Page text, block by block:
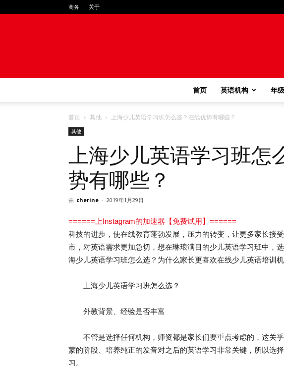
商务 关于
首页 英语机构 年级
首页 其他 上海少儿英语学习班怎么选？在线优势有哪些？
其他
上海少儿英语学习班怎
势有哪些？
由 cherine - 2019年1月29日
======上Instagram的加速器【免费试用】======
科技的进步，使在线教育蓬勃发展，压力的转变，让更多家长接
市，对英语需求更加急切，想在琳琅满目的少儿英语学习班中，
海少儿英语学习班怎么选？为什么家长更喜欢在线少儿英语培训机
上海少儿英语学习班怎么选？
外教背景、经验是否丰富
不管是选择任何机构，师资都是家长们要重点考虑的，这关
蒙的阶段、培养纯正的发音对之后的英语学习非常关键，所以选
习。